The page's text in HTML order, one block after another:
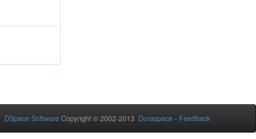
DSpace Software Copyright © 2002-2013 Duraspace - Feedback